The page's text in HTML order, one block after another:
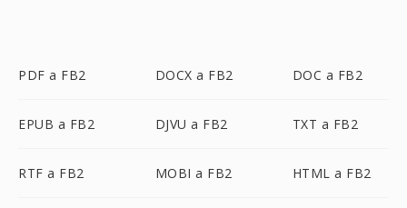
PDF a FB2 DOCX a FB2 DOC a FB2
EPUB a FB2 DJVU a FB2 TXT a FB2
RTF a FB2 MOBI a FB2 HTML a FB2